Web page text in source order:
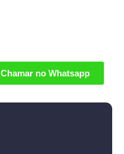
Chamar no Whatsapp